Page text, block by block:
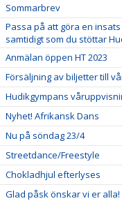
Sommarbrev
Passa på att göra en
samtidigt som du stöttar
Anmälan öppen HT 2023
Försäljning av biljetter till
Hudikgympans
Nyhet! Afrikansk Dans
Nu på söndag 23/4
Streetdance/Freestyle
Chokladhjul efterlyses
Glad påsk önskar vi er alla!